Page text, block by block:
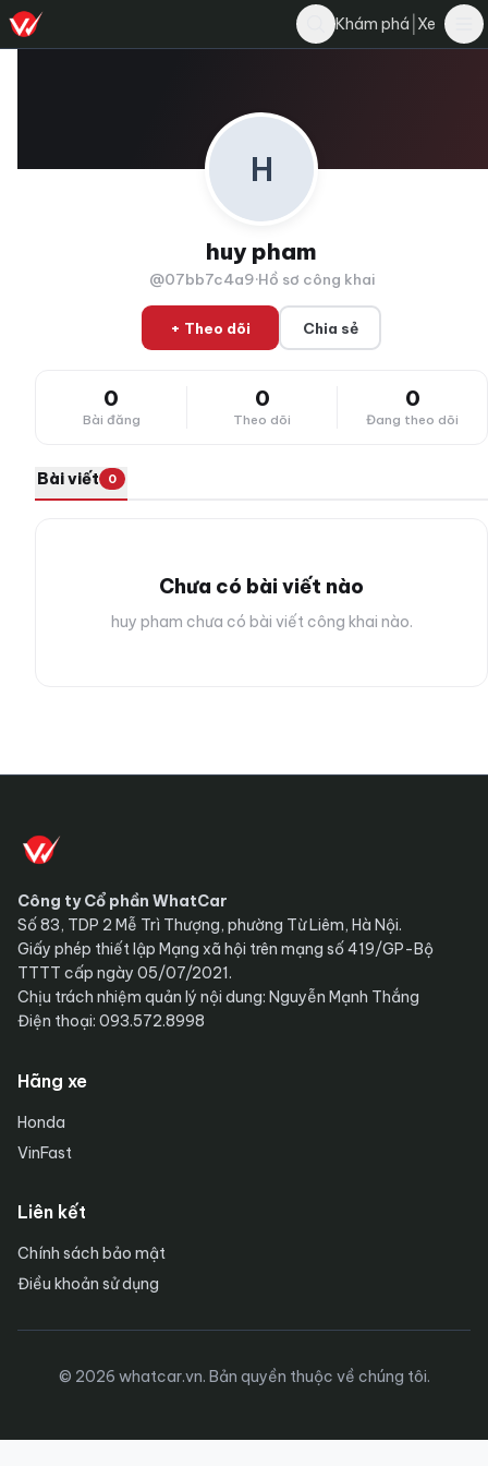
Khám phá Xe
H
huy pham
@07bb7c4a9·Hồ sơ công khai
0
Bài đăng
0
Theo dõi
0
Đang theo dõi
+ Theo dõi Chia sẻ
Bài viết 0
Chưa có bài viết nào
huy pham chưa có bài viết công khai nào.
Công ty Cổ phần WhatCar
Số 83, TDP 2 Mễ Trì Thượng, phường Từ Liêm, Hà Nội.
Giấy phép thiết lập Mạng xã hội trên mạng số 419/GP-Bộ
TTTT cấp ngày 05/07/2021.
Chịu trách nhiệm quản lý nội dung: Nguyễn Mạnh Thắng
Điện thoại: 093.572.8998
Hãng xe
Honda
VinFast
Liên kết
Chính sách bảo mật
Điều khoản sử dụng
© 2026 whatcar.vn. Bản quyền thuộc về chúng tôi.